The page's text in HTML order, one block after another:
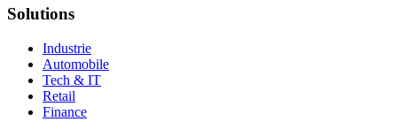
Solutions
Industrie
Automobile
Tech & IT
Retail
Finance